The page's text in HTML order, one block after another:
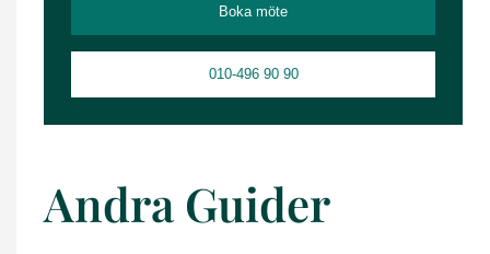
Boka möte
010-496 90 90
Andra Guider